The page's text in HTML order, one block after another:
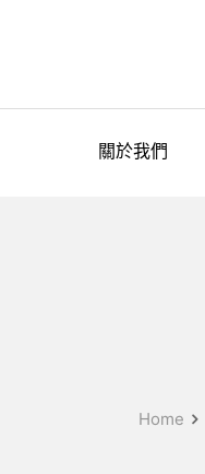
關於我們
Home